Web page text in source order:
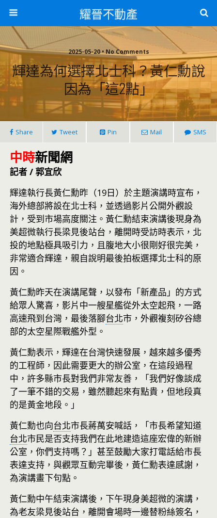
耀晉不動產
2025-05-20 • No Comments
輝達為何選擇北士科？黃仁勳說
因為「這2點」
Share Tweet Pin Mail SMS
中時新聞網
記者 / 郭宜欣
輝達執行長黃仁勳昨（19日）於主題演講時宣布，
海外總部將設在北士科，並透過影片公開外觀設
計，受到市場高度關注。黃仁勳結束演講後現身為
美超微執行長梁見後站台，離開時受訪時表示，北
投的地點極具吸引力，且腹地大小很剛好很完美，
非常適合輝達，親自說明最後拍板選擇北士科的原
因。
黃仁勳昨天在演講尾聲，以發布「新產品」的方式
給眾人驚喜，影片中一艘星艦從外太空起飛，一路
高速飛到台灣，最後落腳台北市，外觀複刻矽谷總
部的太空星際戰艦外型。
黃仁勳表示，輝達在台灣快速發展，越來越多優秀
的工程師，因此需要更大的辦公室，在這段過程
中，許多縣市長對我們非常友善，「我們好像談成
了一筆不錯的交易，雖然聽起來有點貴，但地段真
的是黃金地段。」
黃仁勳也向台北市長蔣萬安喊話，「市長希望知道
台北市民是否支持我們在此地建造這座宏偉的新辦
公室，你們支持嗎？」甚至鼓勵大家打電話給市長
表達支持，與觀眾互動完畢後，黃仁勳表達感謝，
為演講畫下句點。
黃仁勳中午結束演講後，下午現身美超微的演講，
為老友梁見後站台，離開會場時一邊替粉絲簽名，